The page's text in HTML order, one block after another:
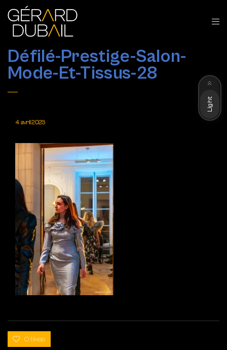
Défilé-Prestige-Salon-
Mode-Et-Tissus-28
4 avril 2023
0 likes
Light
Dark